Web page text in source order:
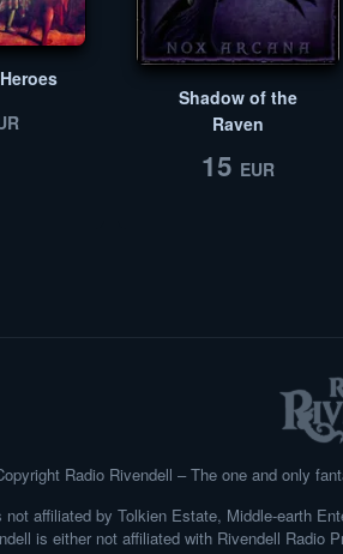
Shadow of the
Raven
15 EUR
Radio Rivendell – The one and only
not affiliated by Tolkien Estate, Middle-earth
is either not affiliated with Rivendell Radio